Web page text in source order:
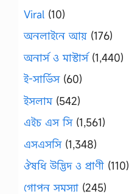
Viral (10)
অনলাইনে আয় (176)
অনার্স ও মাস্টার্স(1,440)
ই-সার্ভিস(60)
ইসলাম(542)
এইচ এস সি(1,561)
এসএসসি(1,348)
ঔষধি উদ্ভিদ ও প্রাণী (110)
গোপন সমস্যা (245)